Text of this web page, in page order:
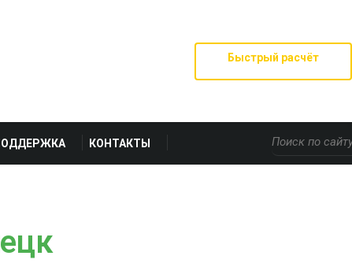
Быстрый расчёт
КОНТАКТЫ